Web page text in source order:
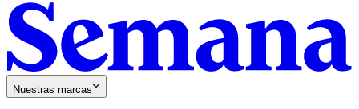
Nuestras marcas